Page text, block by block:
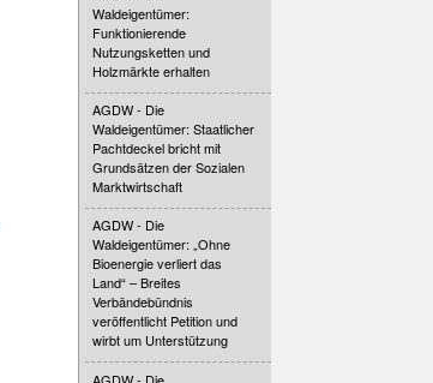
Waldeigentümer:
Funktionierende
Nutzungsketten und
Holzmärkte erhalten
AGDW - Die
Waldeigentümer: Staatlicher
Pachtdeckel bricht mit
Grundsätzen der Sozialen
Marktwirtschaft
AGDW - Die
Waldeigentümer: „Ohne
Bioenergie verliert das
Land“ – Breites
Verbändebündnis
veröffentlicht Petition und
wirbt um Unterstützung
AGDW - Die